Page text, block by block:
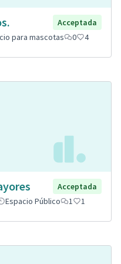
Acceptada
para mascotas 0 4
Acceptada
Espacio Público 1 1